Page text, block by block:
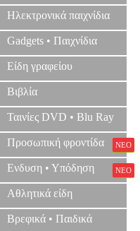
Ηλεκτρονικά παιχνίδια
Gadgets • Παιχνίδια
Είδη γραφείου
Βιβλία
Ταινίες DVD • Blu Ray
Προσωπική φροντίδα ΝΕΟ
Ενδυση • Υπόδηση ΝΕΟ
Αθλητικά είδη
Βρεφικά • Παιδικά